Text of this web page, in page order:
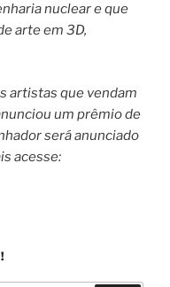
nuclear e que
arte em 3D,
artistas que vendam
um prêmio de
será anunciado
acesse: